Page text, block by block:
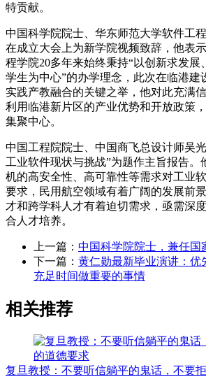
特贡献。
中国科学院院士、华东师范大学软件工
在成立大会上为新学院视频致辞，他表
程学院20多年来始终秉持“以创新求发展
学生为中心”的办学理念，此次在临港建
实践产教融合的关键之举，他对此充满
利用临港新片区的产业优势和开放政策
集聚中心。
中国工程院院士、中国商飞总设计师吴
工业软件现状与挑战”为题作主旨报告。
机的高安全性、高可靠性等需求对工业
要求，民用航空领域有着广阔的发展前
才和跨学科人才有着迫切需求，亟需深
合人才培养。
上一篇： 中国科学院院士，兼任国
下一篇： 黄仁勋最新毕业演讲：优
充足时间做重要的事情
相关推荐
复旦教授：不要听信躺平的鬼话，不要